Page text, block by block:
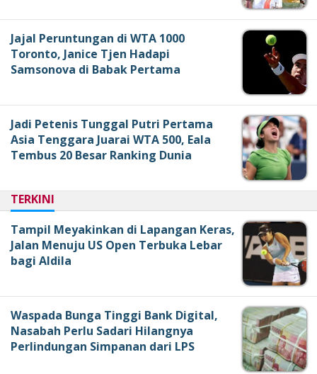
Jajal Peruntungan di WTA 1000
Toronto, Janice Tjen Hadapi
Samsonova di Babak Pertama
Jadi Petenis Tunggal Putri Pertama
Asia Tenggara Juarai WTA 500, Eala
Tembus 20 Besar Ranking Dunia
TERKINI
Tampil Meyakinkan di Lapangan Keras,
Jalan Menuju US Open Terbuka Lebar
bagi Aldila
Waspada Bunga Tinggi Bank Digital,
Nasabah Perlu Sadari Hilangnya
Perlindungan Simpanan dari LPS